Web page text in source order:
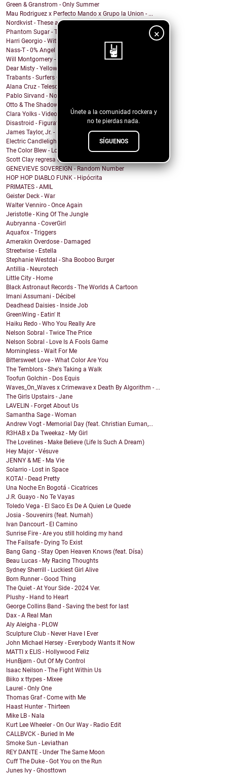
×
Únete a la comunidad rockera y
no te pierdas nada.
SÍGUENOS
Green & Granstrom - Only Summer
Mau Rodriguez x Perfecto Mando x Grupo la Union - ...
Nordkvist - These are the days
Phantom Sugar - Too Psycho
Harri Georgio - With the Lights On
Nass-T - 0% Angel
Will Montgomery - Last Man Standing
Dear Misty - Yellow Cadillac
Trabants - Surfers On Acid
Alana Cruz - Telescope
Pablo Sirvand - No soy
Otto & The Shadow Hunters - FUN
Clara Yolks - Videocall (feat. Billy Miamor)
Disastroid - Figurative Object
James Taylor, Jr. - Boy In A Dress
Electric Candlelight - Struggle Street
The Color Blew - Love in Space
Scott Clay regresa con "JADE", un álbum imperdible!
GENEVIEVE SOVEREIGN - Random Number
HOP HOP DIABLO FUNK - Hipócrita
PRIMATES - AMIL
Geister Deck - War
Walter Venniro - Once Again
Jeristotle - King Of The Jungle
Aubryanna - CoverGirl
Aquafox - Triggers
Amerakin Overdose - Damaged
Streetwise - Estella
Stephanie Westdal - Sha Booboo Burger
Antillia - Neurotech
Little City - Home
Black Astronaut Records - The Worlds A Cartoon
Imani Assumani - Décibel
Deadhead Daisies - Inside Job
GreenWing - Eatin' It
Haiku Redo - Who You Really Are
Nelson Sobral - Twice The Price
Nelson Sobral - Love Is A Fools Game
Morningless - Wait For Me
Bittersweet Love - What Color Are You
The Temblors - She's Taking a Walk
Toofun Golchin - Dos Equis
Waves_On_Waves x Crimewave x Death By Algorithm - ...
The Girls Upstairs - Jane
LAVELIN - Forget About Us
Samantha Sage - Woman
Andrew Vogt - Memorial Day (feat. Christian Euman,...
R3HAB x Da Tweekaz - My Girl
The Lovelines - Make Believe (Life Is Such A Dream)
Hey Major - Vésuve
JENNY & ME - Ma Vie
Solarrio - Lost in Space
KOTA! - Dead Pretty
Una Noche En Bogotá - Cicatrices
J.R. Guayo - No Te Vayas
Toledo Vega - El Saco Es De A Quien Le Quede
Josia - Souvenirs (feat. Numah)
Ivan Dancourt - El Camino
Sunrise Fire - Are you still holding my hand
The Failsafe - Dying To Exist
Bang Gang - Stay Open Heaven Knows (feat. Dísa)
Beau Lucas - My Racing Thoughts
Sydney Sherrill - Luckiest Girl Alive
Born Runner - Good Thing
The Quiet - At Your Side - 2024 Ver.
Plushy - Hand to Heart
George Collins Band - Saving the best for last
Dax - A Real Man
Aly Aleigha - PLOW
Sculpture Club - Never Have I Ever
John Michael Hersey - Everybody Wants It Now
MATTI x ELIS - Hollywood Feliz
HunBjørn - Out Of My Control
Isaac Neilson - The Fight Within Us
Biiko x ttypes - Mixee
Laurel - Only One
Thomas Graf - Come with Me
Haast Hunter - Thirteen
Mike LB - Nala
Kurt Lee Wheeler - On Our Way - Radio Edit
CALLBVCK - Buried In Me
Smoke Sun - Leviathan
REY DANTE - Under The Same Moon
Cuff The Duke - Got You on the Run
Junes Ivy - Ghosttown